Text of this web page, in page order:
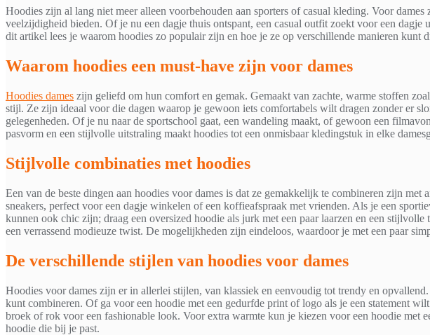
Hoodies zijn al lang niet meer alleen voorbehouden aan sporters of casual kleding. Voor
veelzijdigheid bieden. Of je nu een dagje thuis ontspant, een casual outfit zoekt voor een
dit artikel lees je waarom hoodies zo populair zijn en hoe je ze op verschillende manieren kunt
Waarom hoodies een must-have zijn voor dames
Hoodies dames zijn geliefd om hun comfort en gemak. Gemaakt van zachte, warme stoffen
stijl. Ze zijn ideaal voor die dagen waarop je gewoon iets comfortabels wilt dragen zonder er
gelegenheden. Of je nu naar de sportschool gaat, een wandeling maakt, of gewoon een
pasvorm en een stijlvolle uitstraling maakt hoodies tot een onmisbaar kledingstuk in elke
Stijlvolle combinaties met hoodies
Een van de beste dingen aan hoodies voor dames is dat ze gemakkelijk te combineren zijn
sneakers, perfect voor een dagje winkelen of een koffieafspraak met vrienden. Als je een
kunnen ook chic zijn; draag een oversized hoodie als jurk met een paar laarzen en een
een verrassend modieuze twist. De mogelijkheden zijn eindeloos, waardoor je met een paar
De verschillende stijlen van hoodies voor dames
Hoodies voor dames zijn er in allerlei stijlen, van klassiek en eenvoudig tot trendy en
kunt combineren. Of ga voor een hoodie met een gedurfde print of logo als je een statement
broek of rok voor een fashionable look. Voor extra warmte kun je kiezen voor een hoodie met
hoodie die bij je past.